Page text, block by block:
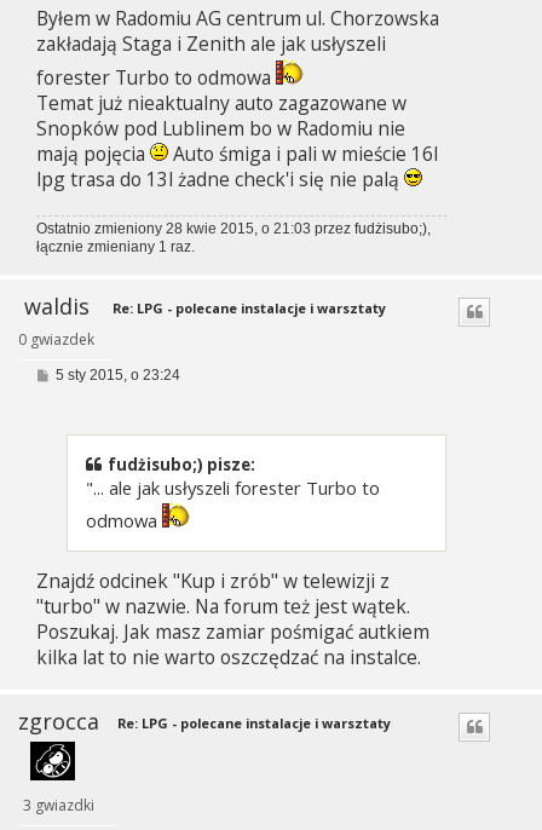
Byłem w Radomiu AG centrum ul. Chorzowska
zakładają Staga i Zenith ale jak usłyszeli
forester Turbo to odmowa
Temat już nieaktualny auto zagazowane w
Snopków pod Lublinem bo w Radomiu nie
mają pojęcia
Auto śmiga i pali w mieście 16l
lpg trasa do 13l żadne check'i się nie palą
Ostatnio zmieniony 28 kwie 2015, o 21:03 przez fudżisubo;)
łącznie zmieniany 1 raz.
waldis
0 gwiazdek
Re: LPG - polecane instalacje i warsztaty
P5 sty 2015, o 23:24
fudżisubo;) pisze:
"... ale jak usłyszeli forester Turbo to
odmowa
Znajdź odcinek "Kup i zrób" w telewizji z
"turbo" w nazwie. Na forum też jest wątek.
Poszukaj. Jak masz zamiar pośmigać autkiem
kilka lat to nie warto oszczędzać na instalce.
zgrocca
3 gwiazdki
Re: LPG - polecane instalacje i warsztaty